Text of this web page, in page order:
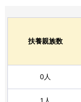
扶養親族数
0人